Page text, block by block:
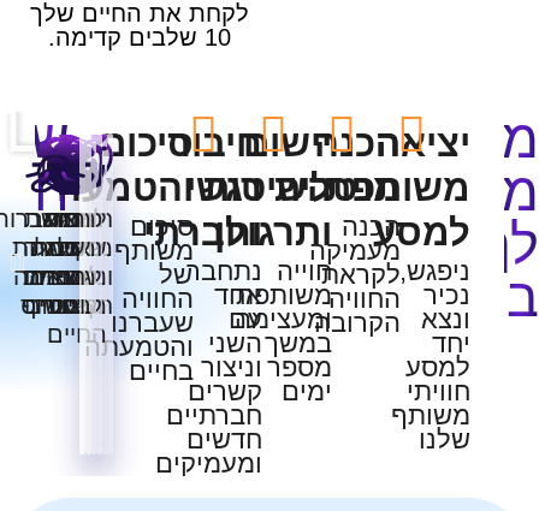
לקחת את החיים שלך
יציאה
משותפת
למסע
ניפגש,
נכיר
ונצא
למסע
חוויתי
משותף
שלנו
הכנה
מנטלית
הכנה
מעמיקה
לקראת
החוויה
הקרובה
יישום
השיטות
ותרגולן
חוייה
משותפת
ומעצימה
במשך
מספר
ימים
חיבור
רגשי
וחברתי
נתחבר
אחד
עם
השני
וניצור
קשרים
חברתיים
חדשים
ומעמיקים
סיכום
והטמעה
סיכום
משותף
של
החוויה
שעברנו
והטמעתה
בחיים
חוויה
מדהימה
ומעצימת
חושים
למצוא
שקט
נפשי
מרעשי
החיים
פיתוח
חסינות
לתנאים
קיצוניים
הרגשת
מסוגלות
מעצימה
רמת
אנרגיה
גבוהה
בטירוף
התגברות
על
חרדה
וסטרס